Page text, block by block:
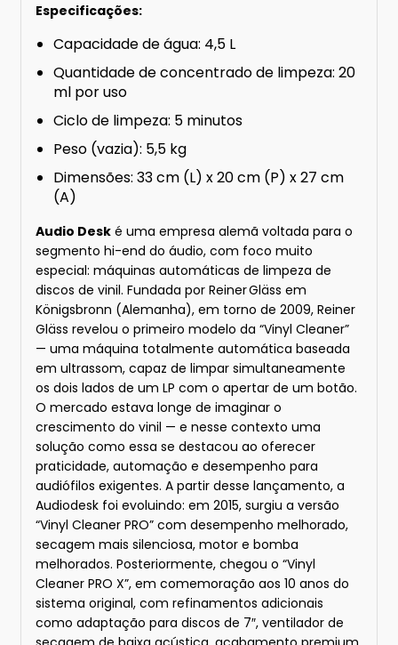
Especificações:
Capacidade de água: 4,5 L
Quantidade de concentrado de limpeza: 20
ml por uso
Ciclo de limpeza: 5 minutos
Peso (vazia): 5,5 kg
Dimensões: 33 cm (L) x 20 cm (P) x 27 cm
(A)
Audio Desk é uma empresa alemã voltada para o
segmento hi-end do áudio, com foco muito
especial: máquinas automáticas de limpeza de
discos de vinil. Fundada por Reiner Gläss em
Königsbronn (Alemanha), em torno de 2009, Reiner
Gläss revelou o primeiro modelo da “Vinyl Cleaner”
— uma máquina totalmente automática baseada
em ultrassom, capaz de limpar simultaneamente
os dois lados de um LP com o apertar de um botão.
O mercado estava longe de imaginar o
crescimento do vinil — e nesse contexto uma
solução como essa se destacou ao oferecer
praticidade, automação e desempenho para
audiófilos exigentes. A partir desse lançamento, a
Audiodesk foi evoluindo: em 2015, surgiu a versão
“Vinyl Cleaner PRO” com desempenho melhorado,
secagem mais silenciosa, motor e bomba
melhorados. Posteriormente, chegou o “Vinyl
Cleaner PRO X”, em comemoração aos 10 anos do
sistema original, com refinamentos adicionais
como adaptação para discos de 7″, ventilador de